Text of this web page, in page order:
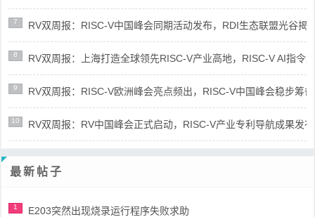
7 RV双周报：RISC-V中国峰会同期活动发布，RDI生态联盟光谷揭
8 RV双周报：上海打造全球领先RISC-V产业高地，RISC-V AI指令
9 RV双周报：RISC-V欧洲峰会亮点频出，RISC-V中国峰会稳步筹
10 RV双周报：RV中国峰会正式启动，RISC-V产业专利导航成果发
最新帖子
1 E203突然出现烧录运行程序失败求助